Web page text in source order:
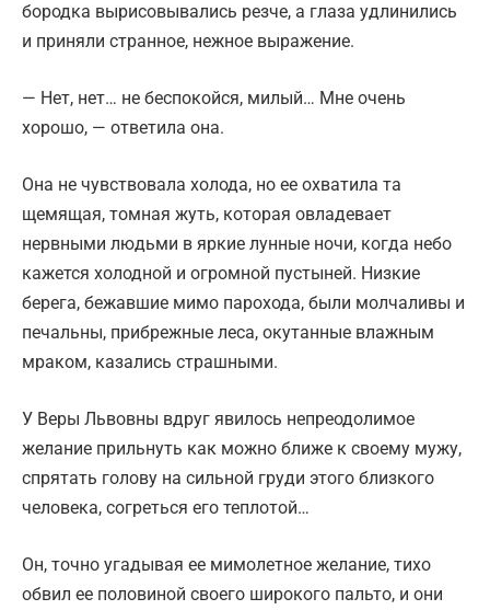
бородка вырисовывались резче, а глаза удлинились
и приняли странное, нежное выражение.
— Нет, нет… не беспокойся, милый… Мне очень
хорошо, — ответила она.
Она не чувствовала холода, но ее охватила та
щемящая, томная жуть, которая овладевает
нервными людьми в яркие лунные ночи, когда небо
кажется холодной и огромной пустыней. Низкие
берега, бежавшие мимо парохода, были молчаливы и
печальны, прибрежные леса, окутанные влажным
мраком, казались страшными.
У Веры Львовны вдруг явилось непреодолимое
желание прильнуть как можно ближе к своему мужу,
спрятать голову на сильной груди этого близкого
человека, согреться его теплотой…
Он, точно угадывая ее мимолетное желание, тихо
обвил ее половиной своего широкого пальто, и они